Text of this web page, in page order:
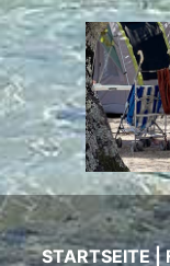
STARTSEITE|